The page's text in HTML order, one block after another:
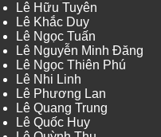
Lê Hữu Tuyên
Lê Khắc Duy
Lê Ngọc Tuấn
Lê Nguyễn Minh Đăng
Lê Ngọc Thiên Phú
Lê Nhi Linh
Lê Phương Lan
Lê Quang Trung
Lê Quốc Huy